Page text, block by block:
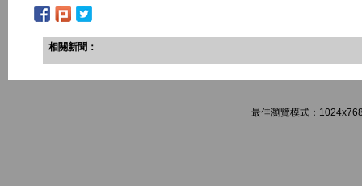
相關新聞：
最佳瀏覽模式：